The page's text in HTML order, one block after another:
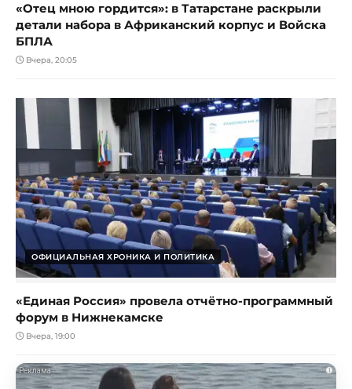
«Отец мною гордится»: в Татарстане раскрыли
детали набора в Африканский корпус и Войска
БПЛА
Вчера, 20:05
ОФИЦИАЛЬНАЯ ХРОНИКА И ПОЛИТИКА
«Единая Россия» провела отчётно-программный
форум в Нижнекамске
Вчера, 19:00
i